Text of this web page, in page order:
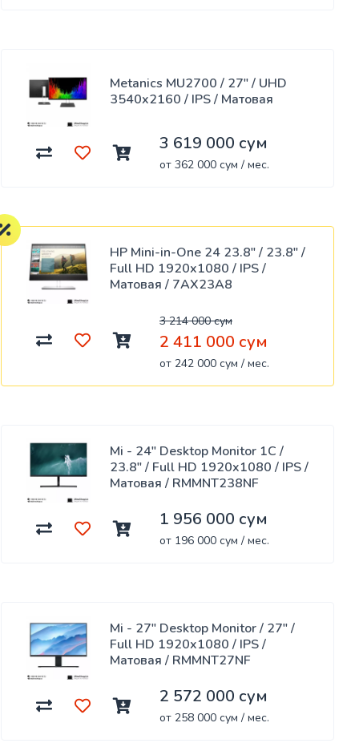
Metanics MU2700 / 27" / UHD
3540x2160 / IPS / Матовая
3 619 000 сум
от 362 000 сум / мес.
HP Mini-in-One 24 23.8" / 23.8" /
Full HD 1920x1080 / IPS /
Матовая / 7AX23A8
3 214 000 сум
2 411 000 сум
от 242 000 сум / мес.
Mi - 24" Desktop Monitor 1C /
23.8" / Full HD 1920x1080 / IPS /
Матовая / RMMNT238NF
1 956 000 сум
от 196 000 сум / мес.
Mi - 27" Desktop Monitor / 27" /
Full HD 1920x1080 / IPS /
Матовая / RMMNT27NF
2 572 000 сум
от 258 000 сум / мес.